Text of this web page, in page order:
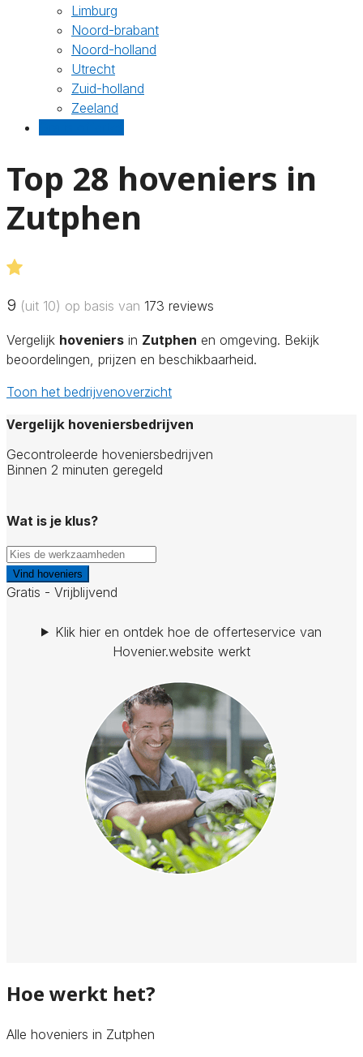
Limburg
Noord-brabant
Noord-holland
Utrecht
Zuid-holland
Zeeland
Top 28 hoveniers in
Zutphen
9 (uit 10) op basis van 173 reviews
Vergelijk hoveniers in Zutphen en omgeving. Bekijk
beoordelingen, prijzen en beschikbaarheid.
Toon het bedrijvenoverzicht
Vergelijk hoveniersbedrijven
Gecontroleerde hoveniersbedrijven
Binnen 2 minuten geregeld
Wat is je klus?
Vind hoveniers
Gratis - Vrijblijvend
Klik hier en ontdek hoe de offerteservice van
Hovenier.website werkt
Hoe werkt het?
Alle hoveniers in Zutphen